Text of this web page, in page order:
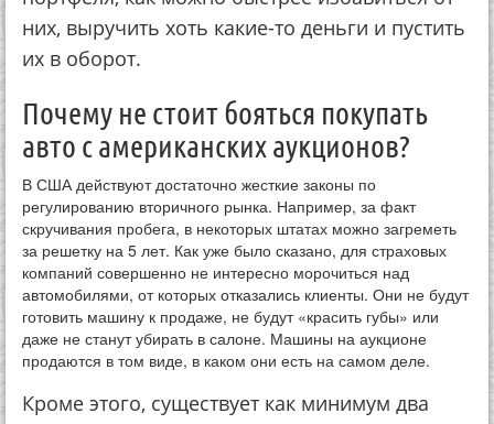
них, выручить хоть какие-то деньги и пустить
их в оборот.
Почему не стоит бояться покупать
авто с американских аукционов?
В США действуют достаточно жесткие законы по
регулированию вторичного рынка. Например, за факт
скручивания пробега, в некоторых штатах можно загреметь
за решетку на 5 лет. Как уже было сказано, для страховых
компаний совершенно не интересно морочиться над
автомобилями, от которых отказались клиенты. Они не будут
готовить машину к продаже, не будут «красить губы» или
даже не станут убирать в салоне. Машины на аукционе
продаются в том виде, в каком они есть на самом деле.
Кроме этого, существует как минимум два